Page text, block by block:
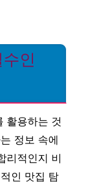
인
활용하는 것
정보 속에
리적인지 비
인 맛집 탐